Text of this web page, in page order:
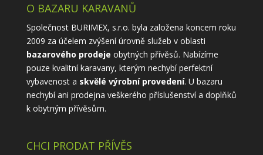
O BAZARU KARAVANŮ
Společnost BURIMEX, s.r.o. byla založena koncem roku
2009 za účelem zvýšení úrovně služeb v oblasti
bazarového prodeje obytných přívěsů. Nabízíme
pouze kvalitní karavany, kterým nechybí perfektní
vybavenost a skvělé výrobní provedení. U bazaru
nechybí ani prodejna veškerého příslušenství a doplňků
k obytným přívěsům.
CHCI PRODAT PŘÍVĚS